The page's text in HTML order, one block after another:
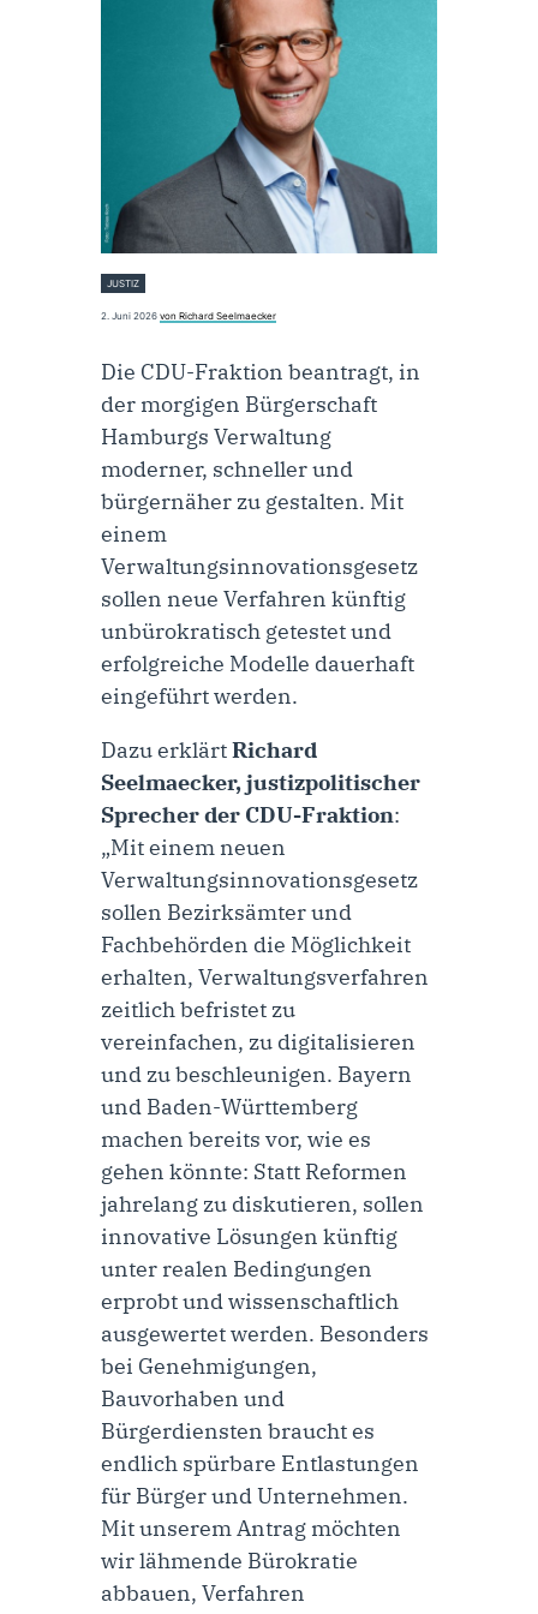
JUSTIZ
2. Juni 2026 von Richard Seelmaecker
Die CDU-Fraktion beantragt, in
der morgigen Bürgerschaft
Hamburgs Verwaltung
moderner, schneller und
bürgernäher zu gestalten. Mit
einem
Verwaltungsinnovationsgesetz
sollen neue Verfahren künftig
unbürokratisch getestet und
erfolgreiche Modelle dauerhaft
eingeführt werden.
Dazu erklärtRichard
Seelmaecker, justizpolitischer
Sprecher der CDU-Fraktion:
„Mit einem neuen
Verwaltungsinnovationsgesetz
sollen Bezirksämter und
Fachbehörden die Möglichkeit
erhalten, Verwaltungsverfahren
zeitlich befristet zu
vereinfachen, zu digitalisieren
und zu beschleunigen. Bayern
und Baden-Württemberg
machen bereits vor, wie es
gehen könnte: Statt Reformen
jahrelang zu diskutieren, sollen
innovative Lösungen künftig
unter realen Bedingungen
erprobt und wissenschaftlich
ausgewertet werden. Besonders
bei Genehmigungen,
Bauvorhaben und
Bürgerdiensten braucht es
endlich spürbare Entlastungen
für Bürger und Unternehmen.
Mit unserem Antrag möchten
wir lähmende Bürokratie
abbauen, Verfahren